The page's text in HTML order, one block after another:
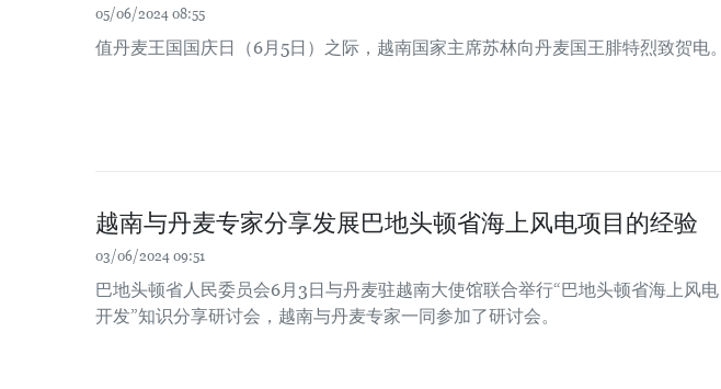
05/06/2024 08:55
值丹麦王国国庆日（6月5日）之际，越南国家主席苏林向丹麦国王腓特烈致贺电。
越南与丹麦专家分享发展巴地头顿省海上风电项目的经验
03/06/2024 09:51
巴地头顿省人民委员会6月3日与丹麦驻越南大使馆联合举行“巴地头顿省海上风电
开发”知识分享研讨会，越南与丹麦专家一同参加了研讨会。